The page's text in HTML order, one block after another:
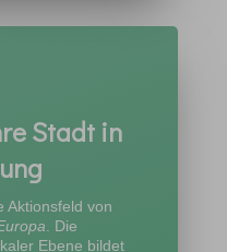
Stadt in
Aktionsfeld von
. Die
Ebene bildet